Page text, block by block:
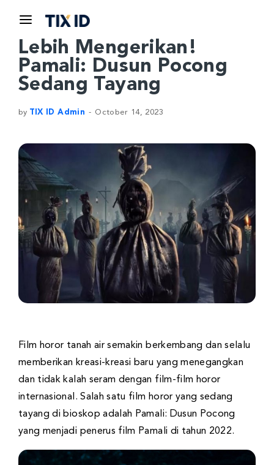
Lebih Mengerikan!
Pamali: Dusun Pocong
Sedang Tayang
by TIX ID Admin October 14, 2023
Film horor tanah air semakin berkembang dan selalu
memberikan kreasi-kreasi baru yang menegangkan
dan tidak kalah seram dengan film-film horor
internasional. Salah satu film horor yang sedang
tayang di bioskop adalah Pamali: Dusun Pocong
yang menjadi penerus film Pamali di tahun 2022.